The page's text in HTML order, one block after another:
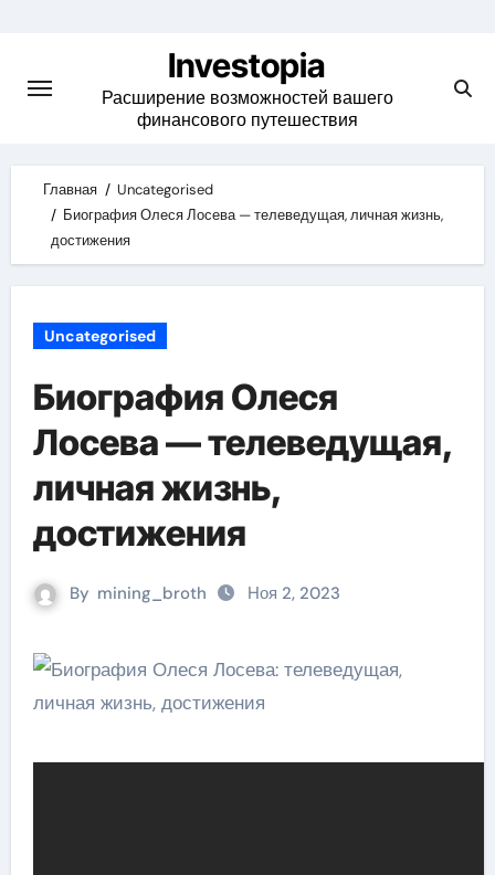
content
Investopia
Расширение возможностей вашего
финансового путешествия
Главная
Uncategorised
Биография Олеся Лосева — телеведущая, личная жизнь,
достижения
Uncategorised
Биография Олеся
Лосева — телеведущая,
личная жизнь,
достижения
By mining_broth Ноя 2, 2023